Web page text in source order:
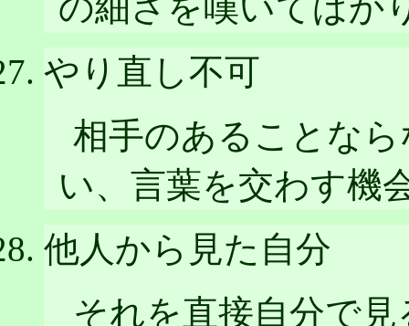
やり直し不可
相手のあることな
い、言葉を交わす機
他人から見た自分
それを直接自分で